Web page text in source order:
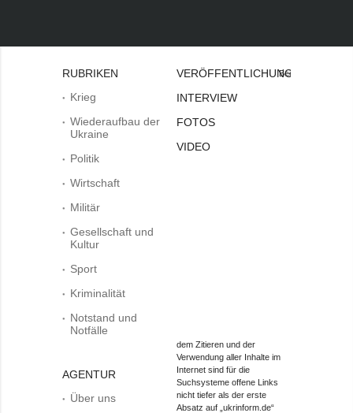
RUBRIKEN
Krieg
Wiederaufbau der
Ukraine
Politik
Wirtschaft
Militär
Gesellschaft und
Kultur
Sport
Kriminalität
Notstand und
Notfälle
AGENTUR
Über uns
VERÖFFENTLICHUNGEN
INTERVIEW
FOTOS
VIDEO
Bei
dem Zitieren und der
Verwendung aller Inhalte im
Internet sind für die
Suchsysteme offene Links
nicht tiefer als der erste
Absatz auf „ukrinform.de“